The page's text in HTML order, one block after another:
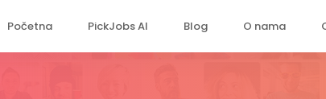
Početna PickJobs AI Blog O nama